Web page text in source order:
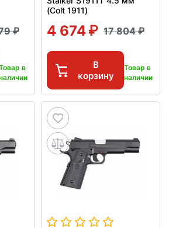
в
(Colt 1911)
4 674 17 804
В
корзину
Товар в
наличии